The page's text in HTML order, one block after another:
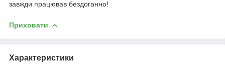
завжди працював бездоганно!
Приховати
Характеристики